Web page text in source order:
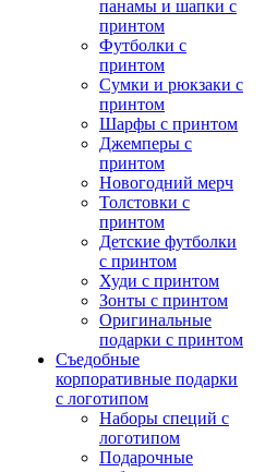
панамы и шапки с
принтом
Футболки с
принтом
Сумки и рюкзаки с
принтом
Шарфы с принтом
Джемперы с
принтом
Новогодний мерч
Толстовки с
принтом
Детские футболки
с принтом
Худи с принтом
Зонты с принтом
Оригинальные
подарки с принтом
Съедобные
корпоративные подарки
с логотипом
Наборы специй с
логотипом
Подарочные